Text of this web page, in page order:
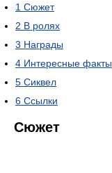
1 Сюжет
2 В ролях
3 Награды
4 Интересные факты
5 Сиквел
6 Ссылки
Сюжет